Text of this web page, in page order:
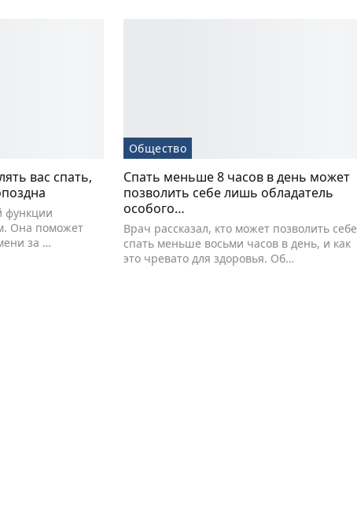
вас спать,
функции
Она поможет
за …
Общество
Спать меньше 8 часов в день может
позволить себе лишь обладатель
особого…
Врач рассказал, кто может позволить себе
спать меньше восьми часов в день, и как
это чревато для здоровья. Об…